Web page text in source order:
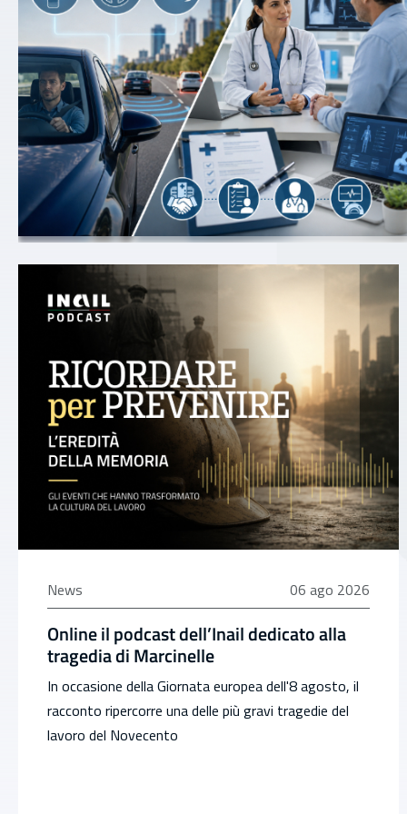
News 06 agosto 2026
06 ago 2026
Online il podcast dell’Inail dedicato alla
tragedia di Marcinelle
In occasione della Giornata europea dell'8 agosto, il
racconto ripercorre una delle più gravi tragedie del
lavoro del Novecento